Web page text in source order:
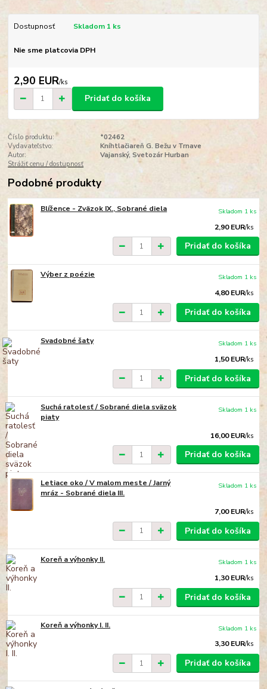
Dostupnosť Skladom 1 ks
Nie sme platcovia DPH
2,90 EUR/ks
Pridať do košíka
Číslo produktu:
*02462
Vydavateľstvo:
Kníhtlačiareň G. Bežu v Trnave
Autor:
Vajanský, Svetozár Hurban
Strážiť cenu / dostupnosť
Podobné produkty
Blížence - Zväzok IX., Sobrané diela
2,90 EUR/ks
Skladom 1 ks
Pridať do košíka
Výber z poézie
4,80 EUR/ks
Skladom 1 ks
Pridať do košíka
Svadobné šaty
1,50 EUR/ks
Skladom 1 ks
Pridať do košíka
Suchá ratolesť / Sobrané diela sväzok
piaty
16,00 EUR/ks
Skladom 1 ks
Pridať do košíka
Letiace oko / V malom meste / Jarný
mráz - Sobrané diela III.
7,00 EUR/ks
Skladom 1 ks
Pridať do košíka
Koreň a výhonky II.
1,30 EUR/ks
Skladom 1 ks
Pridať do košíka
Koreň a výhonky I. II.
3,30 EUR/ks
Skladom 1 ks
Pridať do košíka